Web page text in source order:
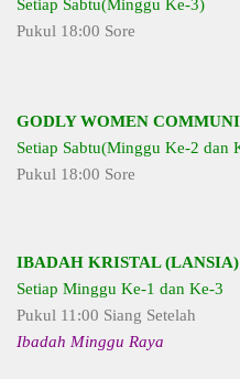
Setiap Sabtu(Minggu Ke-3)
Pukul 18:00 Sore
GODLY WOMEN
Setiap Sabtu(Minggu Ke-2 dan
Pukul 18:00 Sore
IBADAH KRISTAL (LANSIA)
Setiap Minggu Ke-1 dan Ke-3
Pukul 11:00 Siang Setelah
Ibadah Minggu Raya